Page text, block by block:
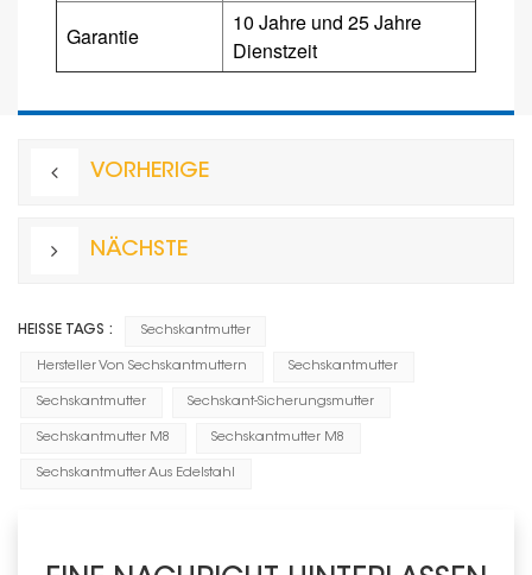
Garantie
10 Jahre und 25 Jahre
Dienstzeit
VORHERIGE
NÄCHSTE
HEISSE TAGS : Sechskantmutter
Hersteller Von Sechskantmuttern Sechskantmutter
Sechskantmutter Sechskant-Sicherungsmutter
Sechskantmutter M8 Sechskantmutter M8
Sechskantmutter Aus Edelstahl